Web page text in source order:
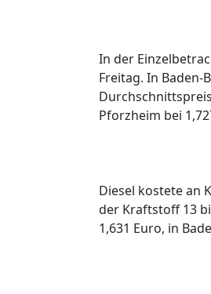
In der
Freitag. In Baden-
Pforzheim bei
Diesel kostete an
der Kraftstoff 13
1,631 Euro, in